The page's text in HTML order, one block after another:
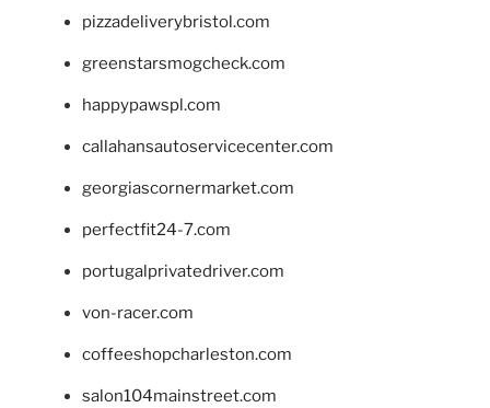
pizzadeliverybristol.com
greenstarsmogcheck.com
happypawspl.com
callahansautoservicecenter.com
georgiascornermarket.com
perfectfit24-7.com
portugalprivatedriver.com
von-racer.com
coffeeshopcharleston.com
salon104mainstreet.com